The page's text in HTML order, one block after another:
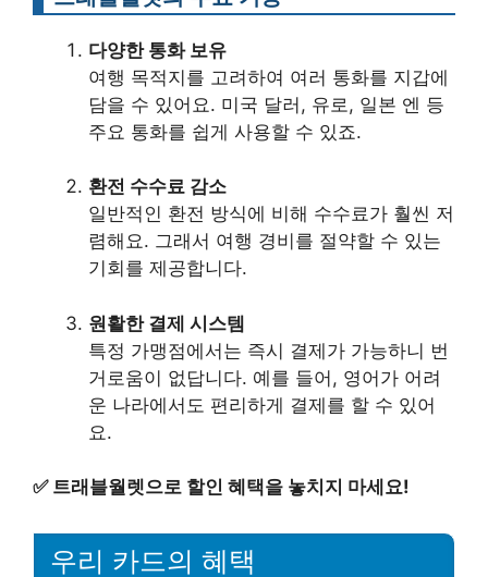
다양한 통화 보유
여행 목적지를 고려하여 여러 통화를 지갑에
담을 수 있어요. 미국 달러, 유로, 일본 엔 등
주요 통화를 쉽게 사용할 수 있죠.
환전 수수료 감소
일반적인 환전 방식에 비해 수수료가 훨씬 저
렴해요. 그래서 여행 경비를 절약할 수 있는
기회를 제공합니다.
원활한 결제 시스템
특정 가맹점에서는 즉시 결제가 가능하니 번
거로움이 없답니다. 예를 들어, 영어가 어려
운 나라에서도 편리하게 결제를 할 수 있어
요.
✅ 트래블월렛으로 할인 혜택을 놓치지 마세요!
우리 카드의 혜택